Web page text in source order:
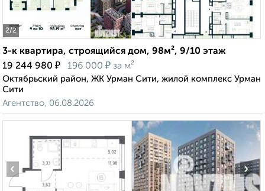
2/2
3-к квартира, строящийся дом, 98м², 9/10 этаж
19 244 980 ₽ 196 000 ₽ за м²
Октябрьский район, ЖК Урман Сити, жилой комплекс Урман
Сити
Агентство, 06.08.2026
‹ ›